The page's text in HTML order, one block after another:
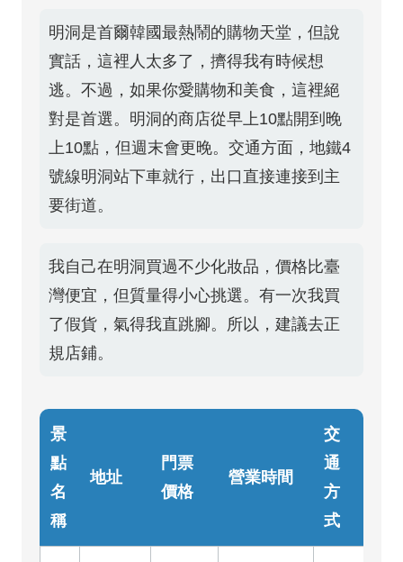
明洞是首爾韓國最熱鬧的購物天堂，但說
實話，這裡人太多了，擠得我有時候想
逃。不過，如果你愛購物和美食，這裡絕
對是首選。明洞的商店從早上10點開到晚
上10點，但週末會更晚。交通方面，地鐵4
號線明洞站下車就行，出口直接連接到主
要街道。
我自己在明洞買過不少化妝品，價格比臺
灣便宜，但質量得小心挑選。有一次我買
了假貨，氣得我直跳腳。所以，建議去正
規店鋪。
景
點
名
稱
地址
門票
價格
營業時間
交
通
方
式